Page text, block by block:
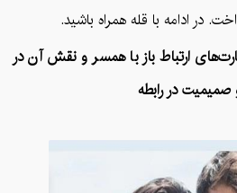
در ادامه با قله همراه باشید.
ارتباط باز با همسر و نقش آن در
در رابطه